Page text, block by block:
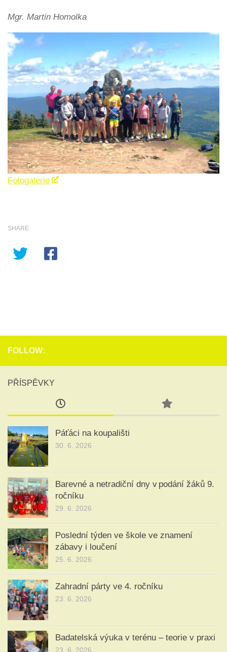
Mgr. Martin Homolka
Fotogalerie
SHARE
FOLLOW:
PŘÍSPĚVKY
Páťáci na koupališti
30. 6. 2026
Barevné a netradiční dny v podání žáků 9.
ročníku
29. 6. 2026
Poslední týden ve škole ve znamení
zábavy i loučení
25. 6. 2026
Zahradní párty ve 4. ročníku
23. 6. 2026
Badatelská výuka v terénu – teorie v praxi
23. 6. 2026